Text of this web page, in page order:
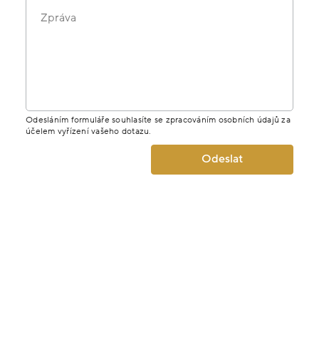
Zpráva
Odesláním formuláře souhlasíte se zpracováním osobních údajů za
účelem vyřízení vašeho dotazu.
Odeslat